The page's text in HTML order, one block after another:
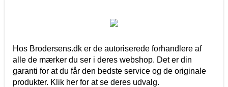
Hos Brodersens.dk er de autoriserede forhandlere af
alle de mærker du ser i deres webshop. Det er din
garanti for at du får den bedste service og de originale
produkter. Klik her for at se deres udvalg.